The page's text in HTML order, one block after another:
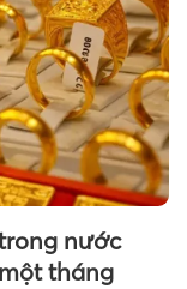
nước
tháng